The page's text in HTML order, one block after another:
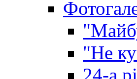
"Не
24-а